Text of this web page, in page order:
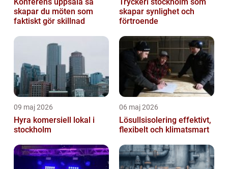
skapar du möten som
faktiskt gör skillnad
skapar synlighet och
förtroende
09 maj 2026
Hyra komersiell lokal i
stockholm
06 maj 2026
Lösullsisolering effektivt,
flexibelt och klimatsmart